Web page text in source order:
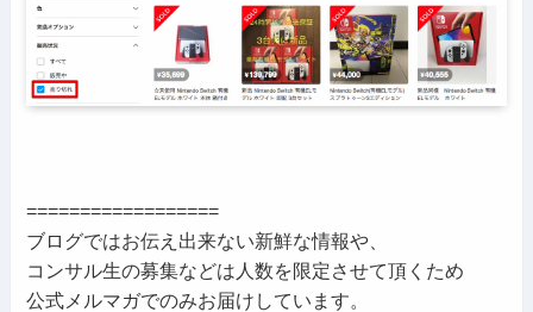
==================
ブログではお伝え出来ない新鮮な情報や、
コンサル生の募集などは人数を限定させて頂くため
公式メルマガでのみお届けしています。